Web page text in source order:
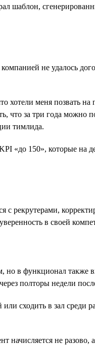
шаблон,
не удалось
хотели меня позвать
за три года можно
тимлида.
«до 150», которые на
с рекрутерами,
в своей
в функционал также
полторы недели
сходить в зал среди
начисляется не разово,